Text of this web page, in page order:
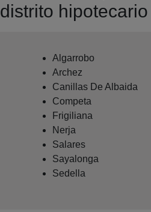
distrito hipotecario
Algarrobo
Archez
Canillas De Albaida
Competa
Frigiliana
Nerja
Salares
Sayalonga
Sedella